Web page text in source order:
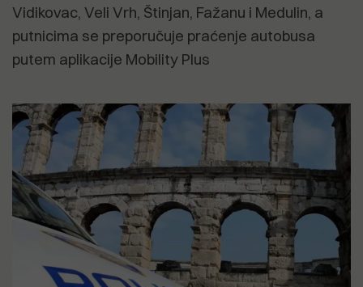
Vidikovac, Veli Vrh, Štinjan, Fažanu i Medulin, a
putnicima se preporučuje praćenje autobusa
putem aplikacije Mobility Plus